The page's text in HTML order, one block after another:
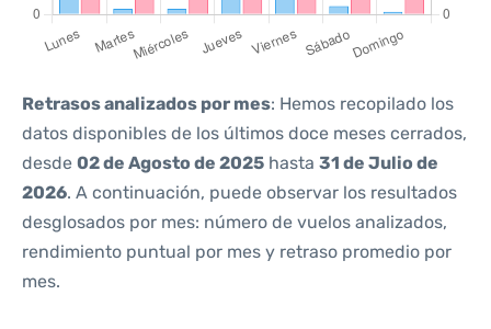
Retrasos analizados por mes: Hemos recopilado los
datos disponibles de los últimos doce meses cerrados,
desde 02 de Agosto de 2025 hasta 31 de Julio de
2026. A continuación, puede observar los resultados
desglosados por mes: número de vuelos analizados,
rendimiento puntual por mes y retraso promedio por
mes.